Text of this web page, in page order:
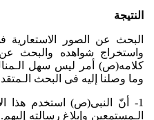
النتیجة
البحث عن الصور
واستخراج شواهده والبحث
کلامه(ص) أمر لیس سهل
وما وصلنا إلیه فی البحث
1- أنّ النبی(ص) استخدم هذا
الـمستمعین وإبلاغ رسالته